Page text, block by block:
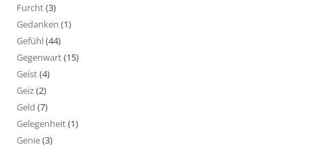
Furcht(3)
Gedanken (1)
Gefühl(44)
Gegenwart(15)
Geist(4)
Geiz(2)
Geld (7)
Gelegenheit(1)
Genie(3)